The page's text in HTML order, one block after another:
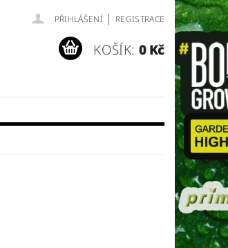
PŘIHLÁŠENÍ | REGISTRACE
KOŠÍK: 0 Kč